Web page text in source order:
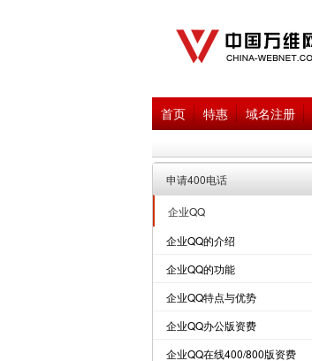
首页 特惠 域名注册
申请400电话
企业QQ
企业QQ的介绍
企业QQ的功能
企业QQ特点与优势
企业QQ办公版资费
企业QQ在线400/800版资费